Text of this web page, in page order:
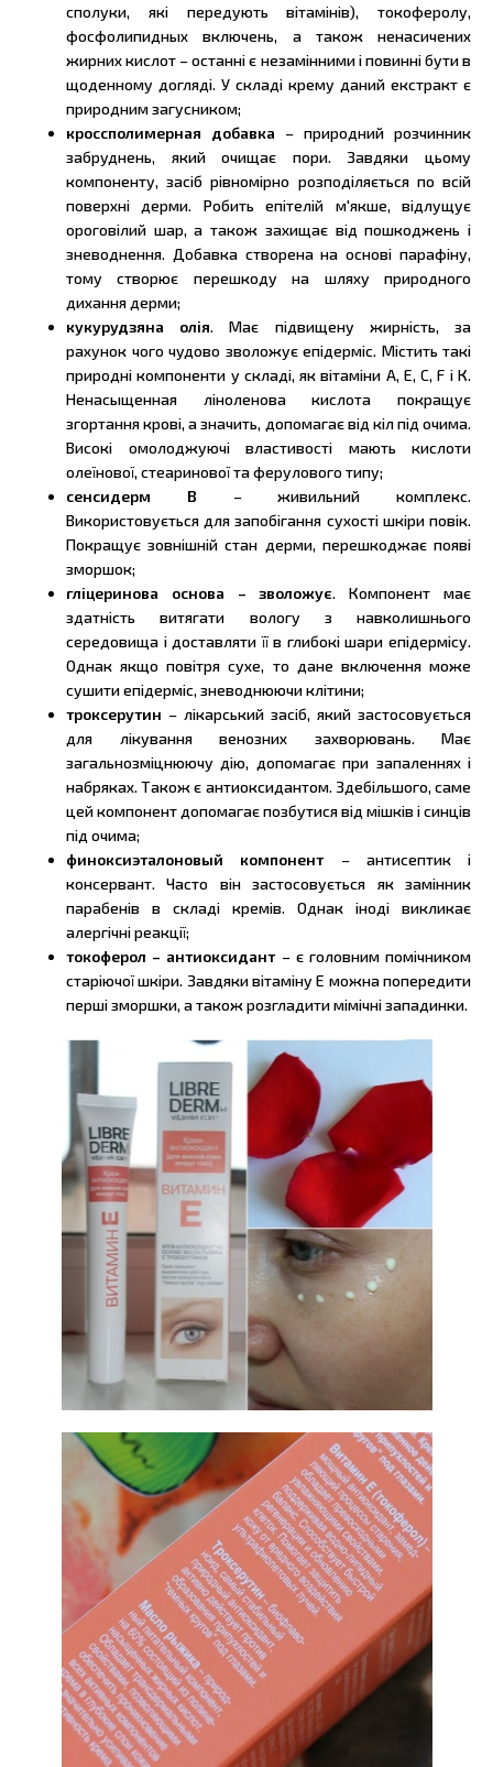
сполуки, які передують вітамінів), токоферолу,
фосфолипидных включень, а також ненасичених
жирних кислот – останні є незамінними і повинні бути в
щоденному догляді. У складі крему даний екстракт є
природним загусником;
кроссполимерная добавка – природний розчинник
забруднень, який очищає пори. Завдяки цьому
компоненту, засіб рівномірно розподіляється по всій
поверхні дерми. Робить епітелій м'якше, відлущує
ороговілий шар, а також захищає від пошкоджень і
зневоднення. Добавка створена на основі парафіну,
тому створює перешкоду на шляху природного
дихання дерми;
кукурудзяна олія. Має підвищену жирність, за
рахунок чого чудово зволожує епідерміс. Містить такі
природні компоненти у складі, як вітаміни А, Е, С, F і К.
Ненасыщенная ліноленова кислота покращує
згортання крові, а значить, допомагає від кіл під очима.
Високі омолоджуючі властивості мають кислоти
олеїнової, стеаринової та ферулового типу;
сенсидерм В – живильний комплекс.
Використовується для запобігання сухості шкіри повік.
Покращує зовнішній стан дерми, перешкоджає появі
зморшок;
гліцеринова основа – зволожує. Компонент має
здатність витягати вологу з навколишнього
середовища і доставляти її в глибокі шари епідермісу.
Однак якщо повітря сухе, то дане включення може
сушити епідерміс, зневоднюючи клітини;
троксерутин – лікарський засіб, який застосовується
для лікування венозних захворювань. Має
загальнозміцнюючу дію, допомагає при запаленнях і
набряках. Також є антиоксидантом. Здебільшого, саме
цей компонент допомагає позбутися від мішків і синців
під очима;
финоксиэталоновый компонент– антисептик і
консервант. Часто він застосовується як замінник
парабенів в складі кремів. Однак іноді викликає
алергічні реакції;
токоферол – антиоксидант– є головним помічником
старіючої шкіри. Завдяки вітаміну Е можна попередити
перші зморшки, а також розгладити мімічні западинки.